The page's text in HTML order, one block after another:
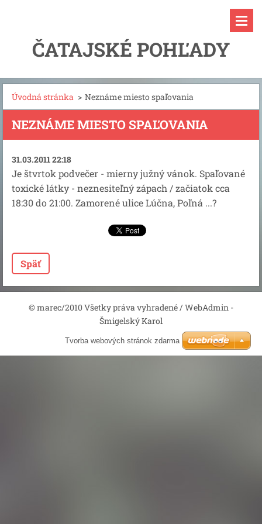
ČATAJSKÉ POHĽADY
Úvodná stránka > Neznáme miesto spaľovania
NEZNÁME MIESTO SPAĽOVANIA
31.03.2011 22:18
Je štvrtok podvečer - mierny južný vánok. Spaľované
toxické látky - neznesiteľný zápach / začiatok cca
18:30 do 21:00. Zamorené ulice Lúčna, Poľná ...?
Späť
© marec/2010 Všetky práva vyhradené / WebAdmin -
Šmigelský Karol
Tvorba webových stránok zdarma